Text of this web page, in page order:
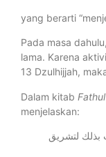
yang berarti
Pada masa
lama. Karena
13 Dzulhijjah,
Dalam kitab
menjelaskan:
بذلك لتشريق